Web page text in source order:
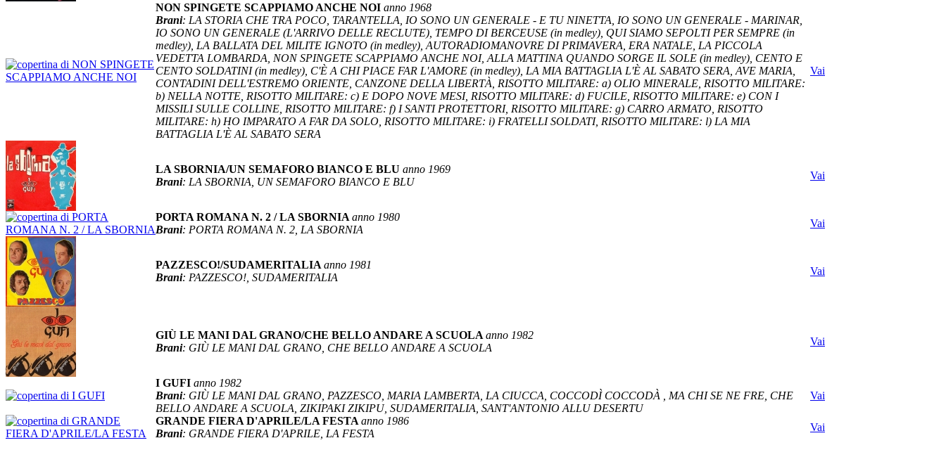
NON SPINGETE SCAPPIAMO ANCHE NOI anno 1968
Brani: LA STORIA CHE TRA POCO, TARANTELLA, IO SONO UN GENERALE - E TU NINETTA, IO SONO UN GENERALE - MARINAR,
IO SONO UN GENERALE (L'ARRIVO DELLE RECLUTE), TEMPO DI BERCEUSE (in medley), QUI SIAMO SEPOLTI PER SEMPRE (in
medley), LA BALLATA DEL MILITE IGNOTO (in medley), AUTORADIOMANOVRE DI PRIMAVERA, ERA NATALE, LA PICCOLA
VEDETTA LOMBARDA, NON SPINGETE SCAPPIAMO ANCHE NOI, ALLA MATTINA QUANDO SORGE IL SOLE (in medley), CENTO E
CENTO SOLDATINI (in medley), C'È A CHI PIACE FAR L'AMORE (in medley), LA MIA BATTAGLIA L'È AL SABATO SERA, AVE MARIA,
CONTADINI DELL'ESTREMO ORIENTE, CANZONE DELLA LIBERTÀ, RISOTTO MILITARE: a) OLIO MINERALE, RISOTTO MILITARE:
b) NELLA NOTTE, RISOTTO MILITARE: c) E DOPO NOVE MESI, RISOTTO MILITARE: d) FUCILE, RISOTTO MILITARE: e) CON I
MISSILI SULLE COLLINE, RISOTTO MILITARE: f) I SANTI PROTETTORI, RISOTTO MILITARE: g) CARRO ARMATO, RISOTTO
MILITARE: h) HO IMPARATO A FAR DA SOLO, RISOTTO MILITARE: i) FRATELLI SOLDATI, RISOTTO MILITARE: l) LA MIA
BATTAGLIA L'È AL SABATO SERA
Vai
LA SBORNIA/UN SEMAFORO BIANCO E BLU anno 1969
Brani: LA SBORNIA, UN SEMAFORO BIANCO E BLU
Vai
PORTA ROMANA N. 2 / LA SBORNIA anno 1980
Brani: PORTA ROMANA N. 2, LA SBORNIA
Vai
PAZZESCO!/SUDAMERITALIA anno 1981
Brani: PAZZESCO!, SUDAMERITALIA
Vai
GIÙ LE MANI DAL GRANO/CHE BELLO ANDARE A SCUOLA anno 1982
Brani: GIÙ LE MANI DAL GRANO, CHE BELLO ANDARE A SCUOLA
Vai
I GUFI anno 1982
Brani: GIÙ LE MANI DAL GRANO, PAZZESCO, MARIA LAMBERTA, LA CIUCCA, COCCODÌ COCCODÀ , MA CHI SE NE FRE, CHE
BELLO ANDARE A SCUOLA, ZIKIPAKI ZIKIPU, SUDAMERITALIA, SANT'ANTONIO ALLU DESERTU
Vai
GRANDE FIERA D'APRILE/LA FESTA anno 1986
Brani: GRANDE FIERA D'APRILE, LA FESTA
Vai